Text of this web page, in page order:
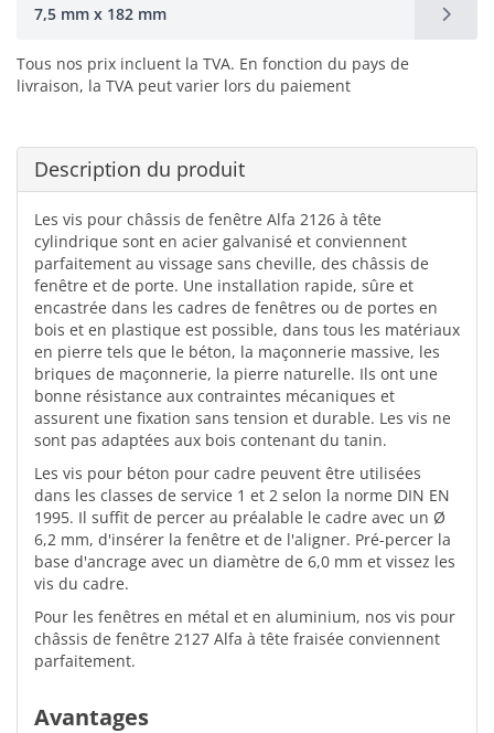
7,5 mm x 182 mm
Tous nos prix incluent la TVA. En fonction du pays de
livraison, la TVA peut varier lors du paiement
Description du produit
Les vis pour châssis de fenêtre Alfa 2126 à tête
cylindrique sont en acier galvanisé et conviennent
parfaitement au vissage sans cheville, des châssis de
fenêtre et de porte. Une installation rapide, sûre et
encastrée dans les cadres de fenêtres ou de portes en
bois et en plastique est possible, dans tous les matériaux
en pierre tels que le béton, la maçonnerie massive, les
briques de maçonnerie, la pierre naturelle. Ils ont une
bonne résistance aux contraintes mécaniques et
assurent une fixation sans tension et durable. Les vis ne
sont pas adaptées aux bois contenant du tanin.
Les vis pour béton pour cadre peuvent être utilisées
dans les classes de service 1 et 2 selon la norme DIN EN
1995. Il suffit de percer au préalable le cadre avec un Ø
6,2 mm, d'insérer la fenêtre et de l'aligner. Pré-percer la
base d'ancrage avec un diamètre de 6,0 mm et vissez les
vis du cadre.
Pour les fenêtres en métal et en aluminium, nos vis pour
châssis de fenêtre 2127 Alfa à tête fraisée conviennent
parfaitement.
Avantages